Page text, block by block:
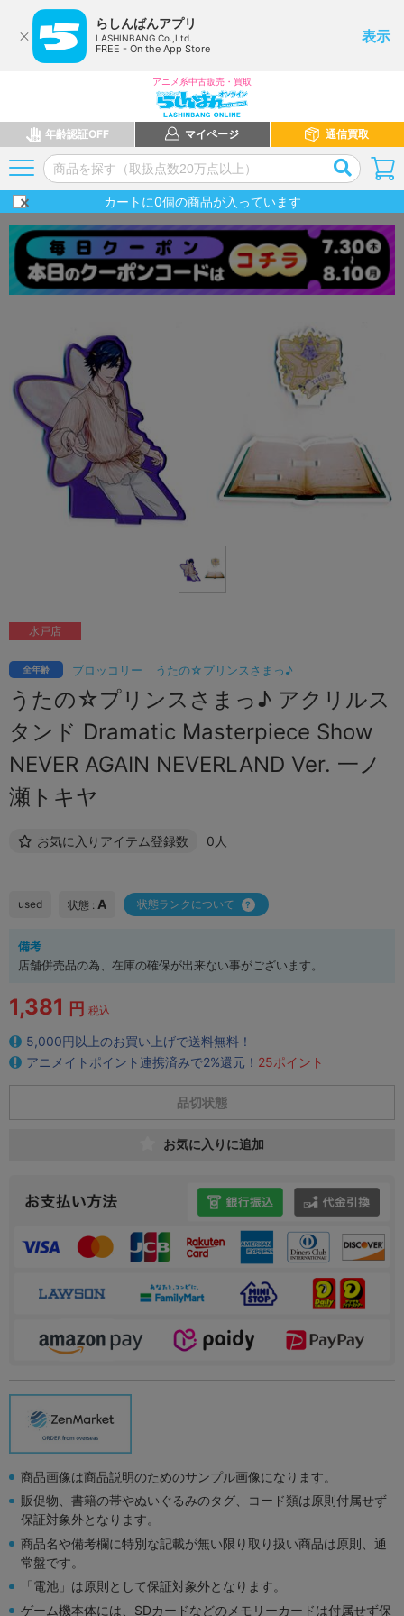
らしんばんアプリ
LASHINBANG Co.,Ltd.
FREE - On the App Store
表示
アニメ系中古販売・買取
年齢認証OFF マイページ 通信買取
カートに0個の商品が入っています
ブロッコリー うたの☆プリンスさまっ♪
全年齢
うたの☆プリンスさまっ♪ アクリルス
タンド Dramatic Masterpiece Show
NEVER AGAIN NEVERLAND Ver. 一ノ
瀬トキヤ
お気に入りアイテム登録数 0人
水戸店
used 状態 : A 状態ランクについて
備考
店舗併売品の為、在庫の確保が出来ない事がございます。
1,381 円 税込
5,000円以上のお買い上げで送料無料！
アニメイトポイント連携済みで2%還元！ 25ポイント
品切状態
お気に入りに追加
商品画像は商品説明のためのサンプル画像になります。
販促物、書籍の帯やぬいぐるみのタグ、コード類は原則付属せず
保証対象外となります。
商品名や備考欄に特別な記載が無い限り取り扱い商品は原則、通
常盤です。
「電池」は原則として保証対象外となります。
ゲーム機本体には、SDカードなどのメモリーカードは付属せず保